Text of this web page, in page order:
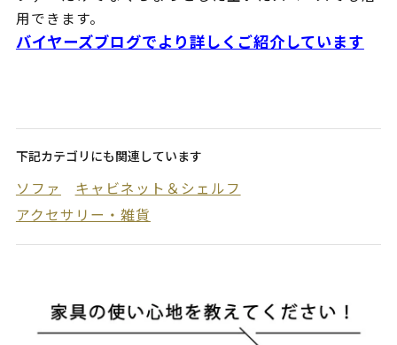
用できます。
バイヤーズブログでより詳しくご紹介しています
下記カテゴリにも関連しています
ソファ
キャビネット＆シェルフ
アクセサリー・雑貨